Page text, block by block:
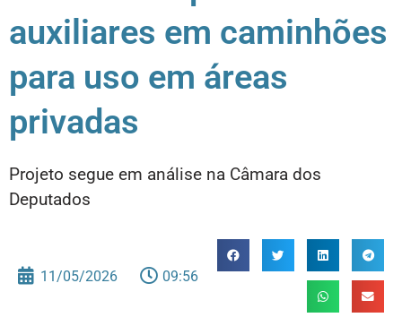
auxiliares em caminhões
para uso em áreas
privadas
Projeto segue em análise na Câmara dos
Deputados
11/05/2026 09:56